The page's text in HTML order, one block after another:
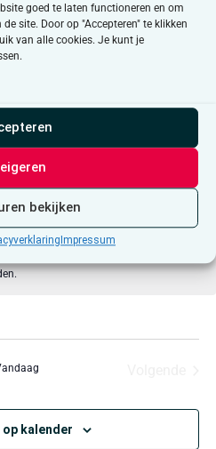
goed te laten functioneren en om
site. Door op "Accepteren" te klikken
van alle cookies. Je kunt je
bekijken
Impressum
om Google maps in te
op kalender